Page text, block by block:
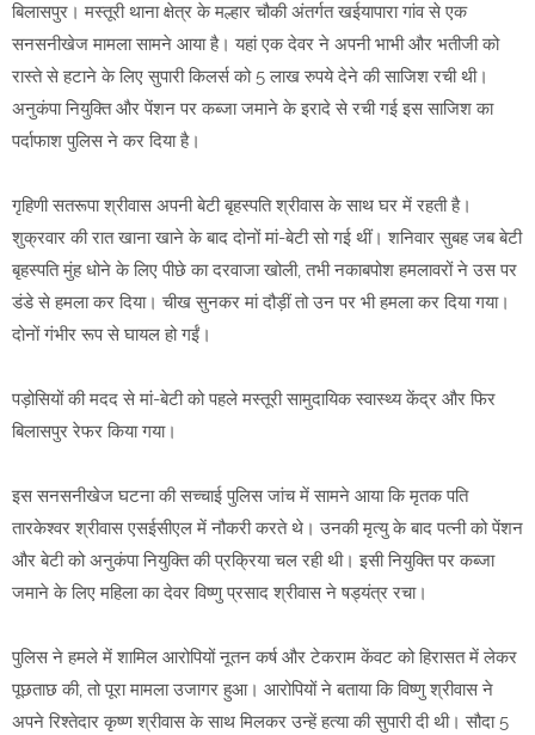
बिलासपुर। मस्तूरी थाना क्षेत्र के मल्हार चौकी अंतर्गत खईयापारा गांव से एक
सनसनीखेज मामला सामने आया है। यहां एक देवर ने अपनी भाभी और भतीजी को
रास्ते से हटाने के लिए सुपारी किलर्स को 5 लाख रुपये देने की साजिश रची थी।
अनुकंपा नियुक्ति और पेंशन पर कब्जा जमाने के इरादे से रची गई इस साजिश का
पर्दाफाश पुलिस ने कर दिया है।
गृहिणी सतरूपा श्रीवास अपनी बेटी बृहस्पति श्रीवास के साथ घर में रहती है।
शुक्रवार की रात खाना खाने के बाद दोनों मां-बेटी सो गई थीं। शनिवार सुबह जब बेटी
बृहस्पति मुंह धोने के लिए पीछे का दरवाजा खोली, तभी नकाबपोश हमलावरों ने उस पर
डंडे से हमला कर दिया। चीख सुनकर मां दौड़ीं तो उन पर भी हमला कर दिया गया।
दोनों गंभीर रूप से घायल हो गईं।
पड़ोसियों की मदद से मां-बेटी को पहले मस्तूरी सामुदायिक स्वास्थ्य केंद्र और फिर
बिलासपुर रेफर किया गया।
इस सनसनीखेज घटना की सच्चाई पुलिस जांच में सामने आया कि मृतक पति
तारकेश्वर श्रीवास एसईसीएल में नौकरी करते थे। उनकी मृत्यु के बाद पत्नी को पेंशन
और बेटी को अनुकंपा नियुक्ति की प्रक्रिया चल रही थी। इसी नियुक्ति पर कब्जा
जमाने के लिए महिला का देवर विष्णु प्रसाद श्रीवास ने षड्यंत्र रचा।
पुलिस ने हमले में शामिल आरोपियों नूतन कर्ष और टेकराम केंवट को हिरासत में लेकर
पूछताछ की, तो पूरा मामला उजागर हुआ। आरोपियों ने बताया कि विष्णु श्रीवास ने
अपने रिश्तेदार कृष्ण श्रीवास के साथ मिलकर उन्हें हत्या की सुपारी दी थी। सौदा 5